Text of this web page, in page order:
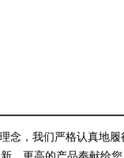
念，我们严格认真地